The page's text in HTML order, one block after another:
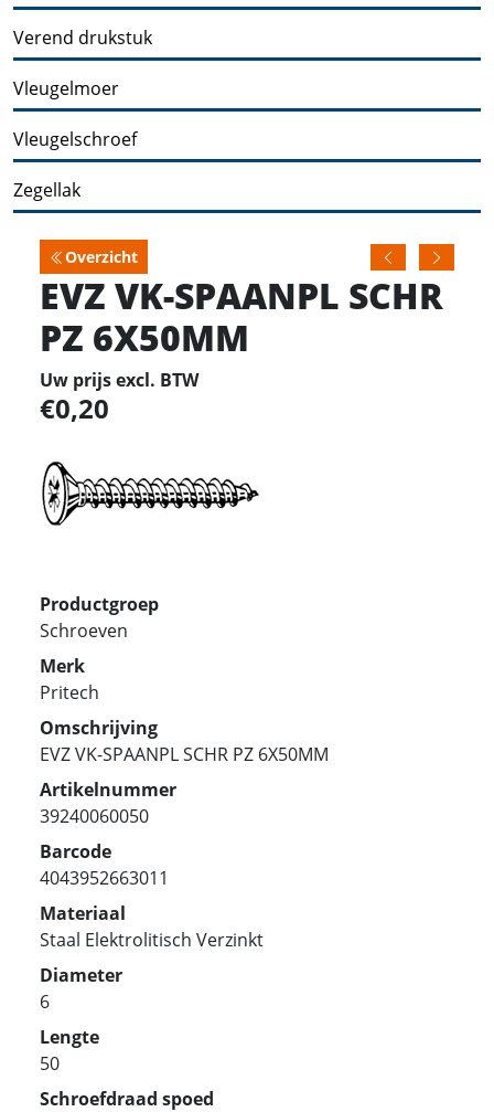
Verend drukstuk
Vleugelmoer
Vleugelschroef
Zegellak
Overzicht
EVZ VK-SPAANPL SCHR
PZ 6X50MM
Uw prijs excl. BTW
0,20
Productgroep
Schroeven
Merk
Pritech
Omschrijving
EVZ VK-SPAANPL SCHR PZ 6X50MM
Artikelnummer
39240060050
Barcode
4043952663011
Materiaal
Staal Elektrolitisch Verzinkt
Diameter
6
Lengte
50
Schroefdraad spoed